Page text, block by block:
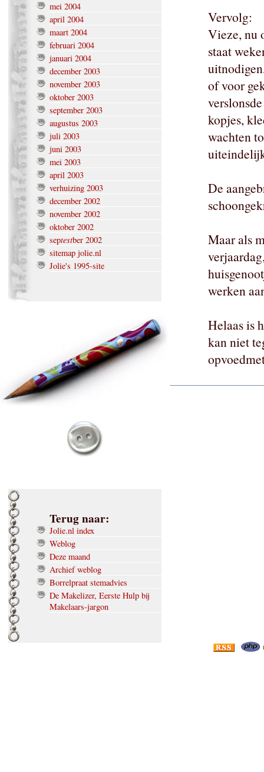
mei 2004
april 2004
maart 2004
februari 2004
januari 2004
december 2003
november 2003
oktober 2003
september 2003
augustus 2003
juli 2003
juni 2003
mei 2003
april 2003
verhuizing 2003
december 2002
november 2002
oktober 2002
septestber 2002
sitemap jolie.nl
Jolie's 1995-site
Vervolg:
Vieze, nu
staat
of voor
kopjes,
wachten
De
Maar als
werken
Helaas is
kan niet
Terug naar:
Jolie.nl index
Weblog
Deze maand
Archief weblog
Borrelpraat stemadvies
De Makelizer, Eerste Hulp bij
Makelaars-jargon